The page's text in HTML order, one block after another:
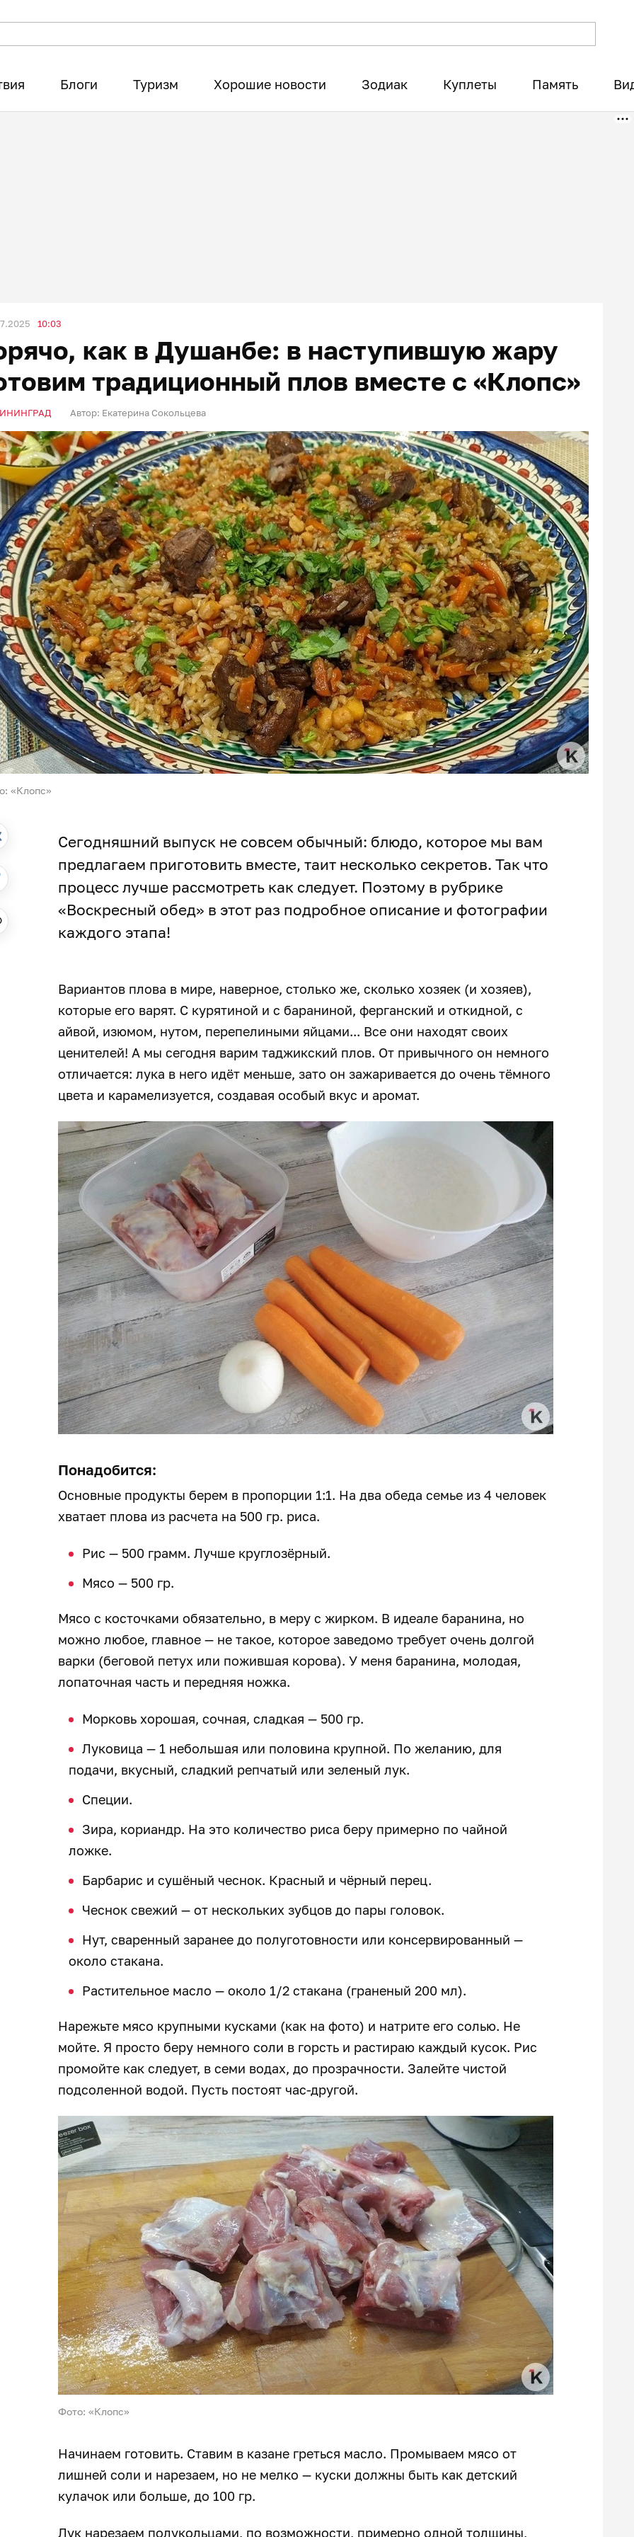
Блоги Туризм Хорошие новости Зодиак Куплеты Память
10:03
как в Душанбе: в наступившую жару
традиционный плов вместе с «Клопс»
Автор: Екатерина Сокольцева
«Клопс»
Сегодняшний выпуск не совсем обычный: блюдо, которое мы вам
предлагаем приготовить вместе, таит несколько секретов. Так что
процесс лучше рассмотреть как следует. Поэтому в рубрике
«Воскресный обед» в этот раз подробное описание и фотографии
каждого этапа!
Вариантов плова в мире, наверное, столько же, сколько хозяек (и хозяев),
которые его варят. С курятиной и с бараниной, ферганский и откидной, с
айвой, изюмом, нутом, перепелиными яйцами... Все они находят своих
ценителей! А мы сегодня варим таджикский плов. От привычного он немного
отличается: лука в него идёт меньше, зато он зажаривается до очень тёмного
цвета и карамелизуется, создавая особый вкус и аромат.
Понадобится:
Основные продукты берем в пропорции 1:1. На два обеда семье из 4 человек
хватает плова из расчета на 500 гр. риса.
Рис — 500 грамм. Лучше круглозёрный.
Мясо — 500 гр.
Мясо с косточками обязательно, в меру с жирком. В идеале баранина, но
можно любое, главное — не такое, которое заведомо требует очень долгой
варки (беговой петух или пожившая корова). У меня баранина, молодая,
лопаточная часть и передняя ножка.
Морковь хорошая, сочная, сладкая — 500 гр.
Луковица — 1 небольшая или половина крупной. По желанию, для
подачи, вкусный, сладкий репчатый или зеленый лук.
Специи.
Зира, кориандр. На это количество риса беру примерно по чайной
ложке.
Барбарис и сушёный чеснок. Красный и чёрный перец.
Чеснок свежий — от нескольких зубцов до пары головок.
Нут, сваренный заранее до полуготовности или консервированный —
около стакана.
Растительное масло — около 1/2 стакана (граненый 200 мл).
Нарежьте мясо крупными кусками (как на фото) и натрите его солью. Не
мойте. Я просто беру немного соли в горсть и растираю каждый кусок. Рис
промойте как следует, в семи водах, до прозрачности. Залейте чистой
подсоленной водой. Пусть постоят час-другой.
Фото: «Клопс»
Начинаем готовить. Ставим в казане греться масло. Промываем мясо от
лишней соли и нарезаем, но не мелко — куски должны быть как детский
кулачок или больше, до 100 гр.
Лук нарезаем полукольцами, по возможности, примерно одной толщины,